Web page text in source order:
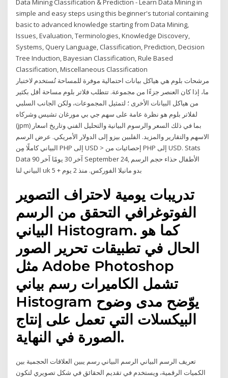
Data Mining Classification & Prediction - Learn Data Mining in
simple and easy steps using this beginner's tutorial containing
basic to advanced knowledge starting from Data Mining,
Issues, Evaluation, Terminologies, Knowledge Discovery,
Systems, Query Language, Classification, Prediction, Decision
Tree Induction, Bayesian Classification, Rule Based
Classification, Miscellaneous Classification
مرشحات بلوم هي هياكل بيانات احتمالية موفرة للمساحة تُستخدم لاختبار
ما، إذا كان العنصر جزءًا من مجموعة. تتطلب فلاتر بلوم مساحة أقل بكثير
من هياكل البيانات الأخرى ؛ لتمثيل المجموعات، ولكن الجانب السلبي
لفلاتر بلوم هو نظرة عامة على سهم جي بي مورغان تشيس وشركاه
(jpm) بما في ذلك السعر والرسوم البيانية والتحليل الفني وتاريخ اسعار
الاسهم والتقارير والمزيد. الفلبين بيزو إلى الدولار الأمريكي. عرض الرسم
البياني كاملًا مِن PHP إلى USD > إحصائيات من PHP إلى USD. Stats
Data آخر 30 يومًا آخر 90 September 24, الأطفال حذاء حجم الرسم
البياني لنا uk 5 + بدو مانيلا الفوركس. منذ 2 يوم
تدريبات يومية لاحتراف التصوير
الفوتوغرافي التحقق من الرسم
البياني Histogram. كما هو
الحال في تطبيقات تحرير الصور
مثل Adobe Photoshop
تشمل الكاميرات رسم بياني
Histogram يوّضح مدى وضوح
البيكسلات التي تعمل على إنتاج
الصورة في النهاية.
تعريف الرسم البياني الرسم البياني رسم يبين العلاقات الحجمية بين
الكميات الرقمية، ويستخدم في تقديم الحقائق في شكل تصويري لتكون